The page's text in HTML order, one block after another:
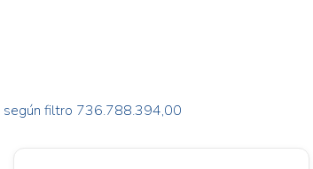
según filtro 736.788.394,00